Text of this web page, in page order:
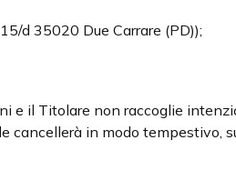
d 35020 Due Carrare (PD));
e il Titolare non raccoglie
in modo tempestivo,